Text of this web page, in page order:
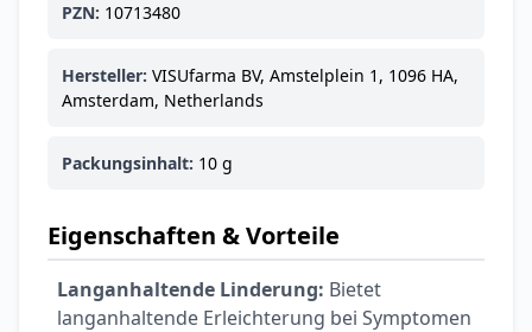
PZN: 10713480
Hersteller: VISUfarma BV, Amstelplein 1, 1096 HA,
Amsterdam, Netherlands
Packungsinhalt: 10 g
Eigenschaften & Vorteile
Langanhaltende Linderung: Bietet
langanhaltende Erleichterung bei Symptomen